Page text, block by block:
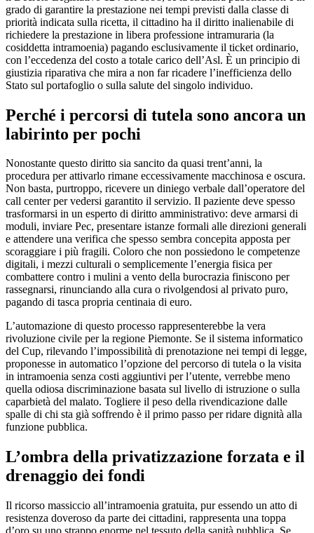
grado di garantire la prestazione nei tempi previsti dalla classe di
priorità indicata sulla ricetta, il cittadino ha il diritto inalienabile di
richiedere la prestazione in libera professione intramuraria (la
cosiddetta intramoenia) pagando esclusivamente il ticket ordinario,
con l’eccedenza del costo a totale carico dell’Asl. È un principio di
giustizia riparativa che mira a non far ricadere l’inefficienza dello
Stato sul portafoglio o sulla salute del singolo individuo.
​Perché i percorsi di tutela sono ancora un
labirinto per pochi
​Nonostante questo diritto sia sancito da quasi trent’anni, la
procedura per attivarlo rimane eccessivamente macchinosa e oscura.
Non basta, purtroppo, ricevere un diniego verbale dall’operatore del
call center per vedersi garantito il servizio. Il paziente deve spesso
trasformarsi in un esperto di diritto amministrativo: deve armarsi di
moduli, inviare Pec, presentare istanze formali alle direzioni generali
e attendere una verifica che spesso sembra concepita apposta per
scoraggiare i più fragili. Coloro che non possiedono le competenze
digitali, i mezzi culturali o semplicemente l’energia fisica per
combattere contro i mulini a vento della burocrazia finiscono per
rassegnarsi, rinunciando alla cura o rivolgendosi al privato puro,
pagando di tasca propria centinaia di euro.
​L’automazione di questo processo rappresenterebbe la vera
rivoluzione civile per la regione Piemonte. Se il sistema informatico
del Cup, rilevando l’impossibilità di prenotazione nei tempi di legge,
proponesse in automatico l’opzione del percorso di tutela o la visita
in intramoenia senza costi aggiuntivi per l’utente, verrebbe meno
quella odiosa discriminazione basata sul livello di istruzione o sulla
caparbietà del malato. Togliere il peso della rivendicazione dalle
spalle di chi sta già soffrendo è il primo passo per ridare dignità alla
funzione pubblica.
​L’ombra della privatizzazione forzata e il
drenaggio dei fondi
​Il ricorso massiccio all’intramoenia gratuita, pur essendo un atto di
resistenza doveroso da parte dei cittadini, rappresenta una toppa